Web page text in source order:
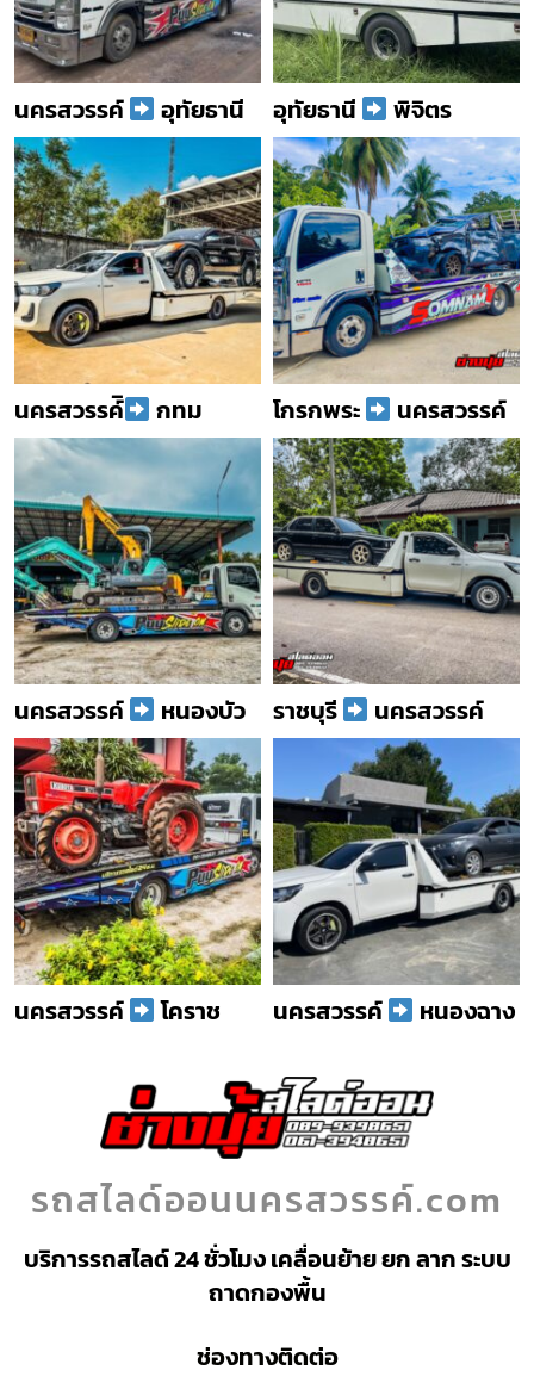
นครสวรรค์ อุทัยธานี อุทัยธานี พิจิตร
นครสวรรค์ิ กทม โกรกพระ นครสวรรค์
นครสวรรค์ หนองบัว ราชบุรี นครสวรรค์
นครสวรรค์ โคราช นครสวรรค์ หนองฉาง
รถสไลด์ออนนครสวรรค์.com
บริการรถสไลด์ 24 ชั่วโมง เคลื่อนย้าย ยก ลาก ระบบ
ถาดกองพื้น
ช่องทางติดต่อ